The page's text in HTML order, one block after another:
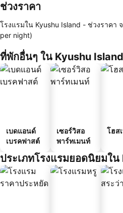
ช่วงราคา
โรงแรมใน Kyushu Island - ช่วงราคา
per night)
ที่พักอื่นๆ ใน Kyushu Island
เบดแอนด์
เบรคฟาสต์
เซอร์วิสอ
พาร์ทเมนท์
โฮส
ประเภทโรงแรมยอดนิยมใ